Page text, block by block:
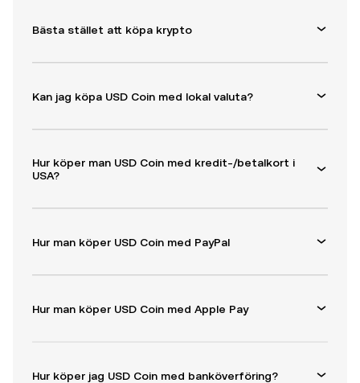
Bästa stället att köpa krypto
Kan jag köpa USD Coin med lokal valuta?
Hur köper man USD Coin med kredit-/betalkort i
USA?
Hur man köper USD Coin med PayPal
Hur man köper USD Coin med Apple Pay
Hur köper jag USD Coin med banköverföring?